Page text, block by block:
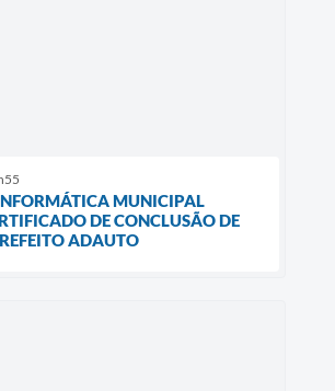
MUNICIPAL
DE CONCLUSÃO DE
ADAUTO